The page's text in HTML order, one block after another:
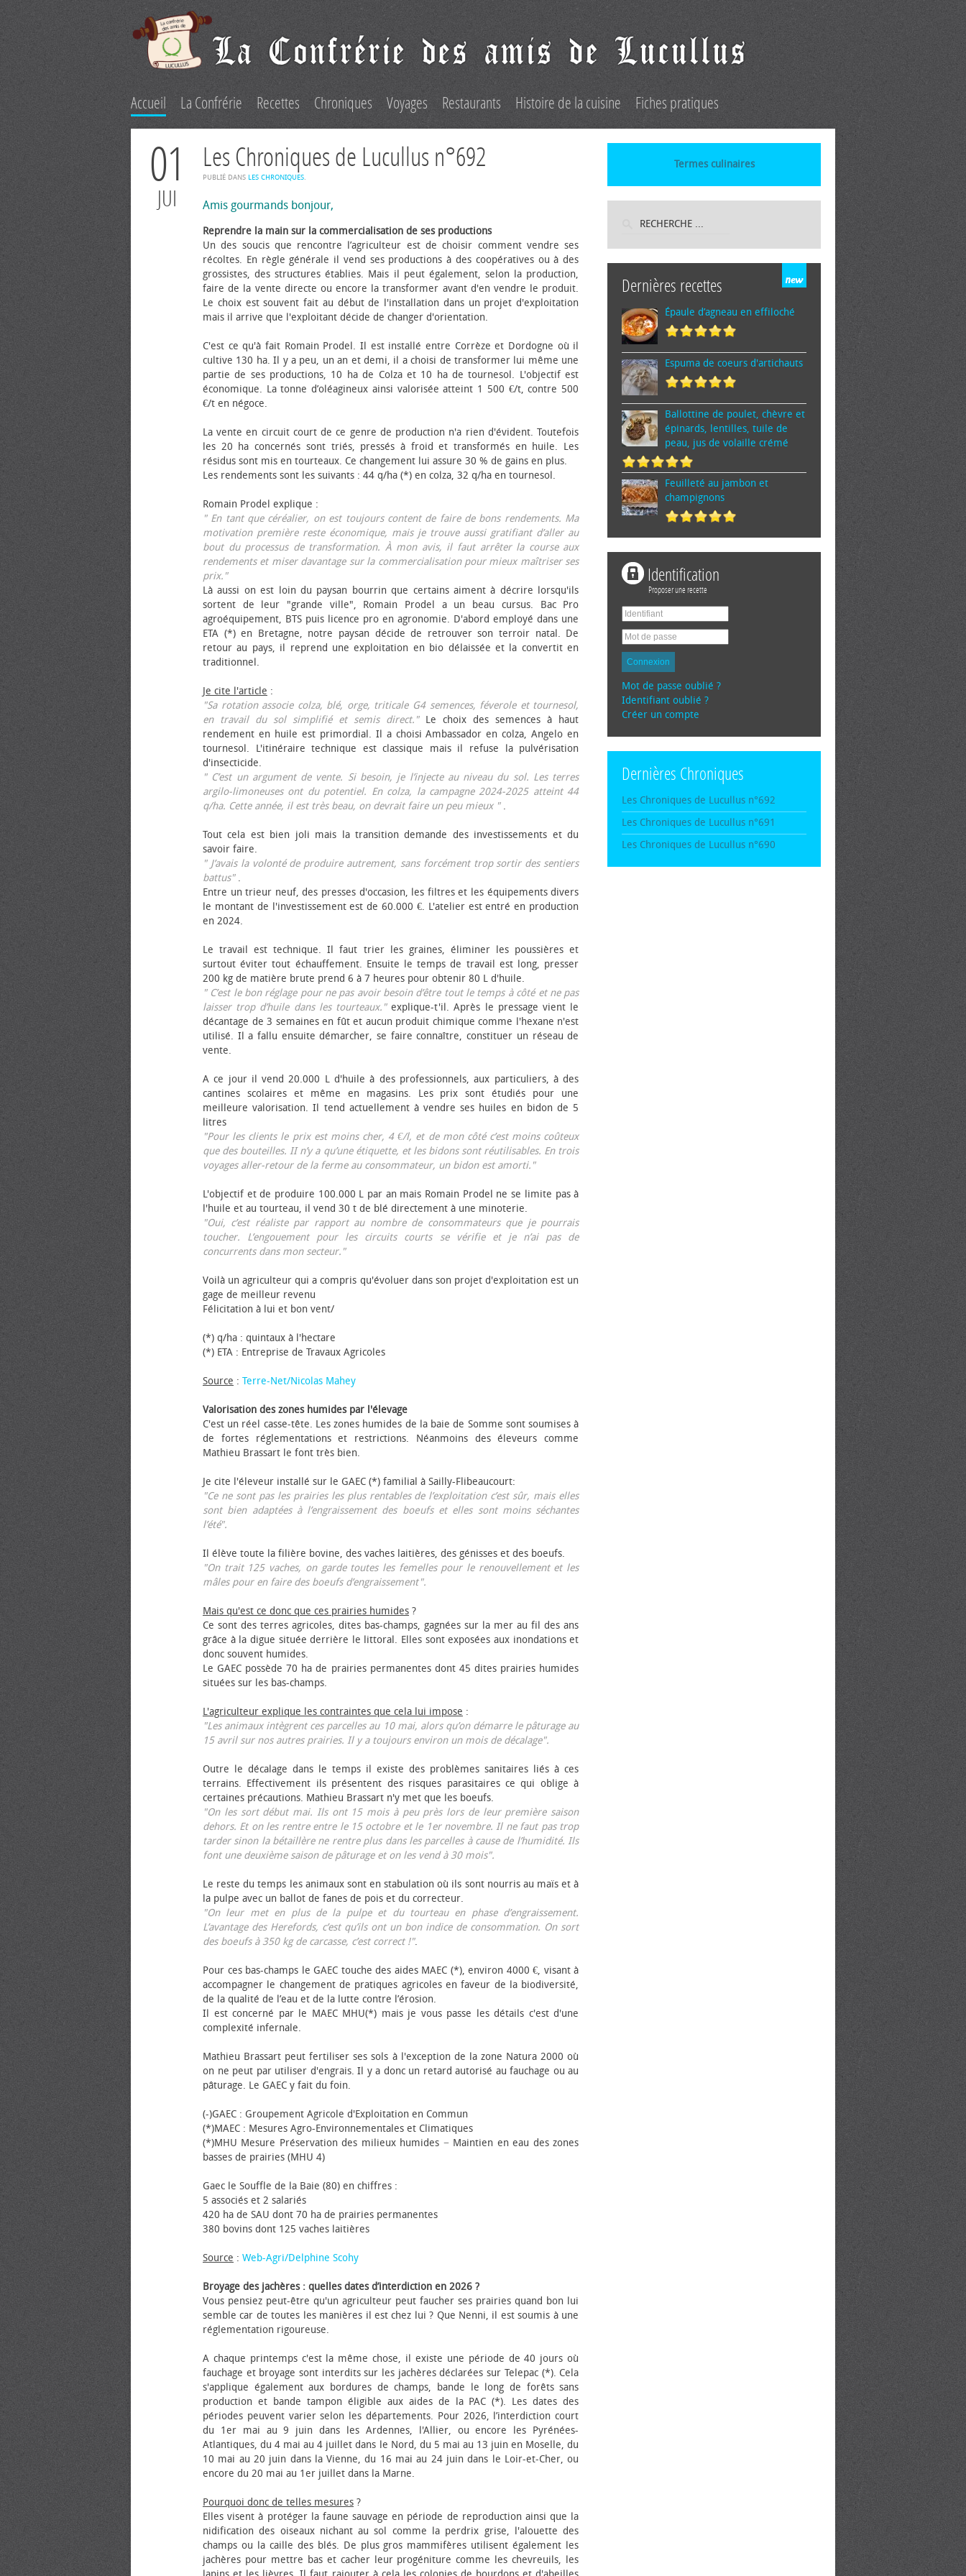
Accueil La Confrérie Recettes Chroniques Voyages Restaurants Histoire de la cuisine Fiches pratiques
01
JUI
Les Chroniques de Lucullus n°692
PUBLIÉ DANS LES CHRONIQUES.
Amis gourmands bonjour,
Reprendre la main sur la commercialisation de ses productions
Un des soucis que rencontre l’agriculteur est de choisir comment vendre ses
récoltes. En règle générale il vend ses productions à des coopératives ou à des
grossistes, des structures établies. Mais il peut également, selon la production,
faire de la vente directe ou encore la transformer avant d'en vendre le produit.
Le choix est souvent fait au début de l'installation dans un projet d'exploitation
mais il arrive que l'exploitant décide de changer d'orientation.
C'est ce qu'à fait Romain Prodel. Il est installé entre Corrèze et Dordogne où il
cultive 130 ha. Il y a peu, un an et demi, il a choisi de transformer lui même une
partie de ses productions, 10 ha de Colza et 10 ha de tournesol. L'objectif est
économique. La tonne d’oléagineux ainsi valorisée atteint 1 500 €/t, contre 500
€/t en négoce.
La vente en circuit court de ce genre de production n'a rien d'évident. Toutefois
les 20 ha concernés sont triés, pressés à froid et transformés en huile. Les
résidus sont mis en tourteaux. Ce changement lui assure 30 % de gains en plus.
Les rendements sont les suivants : 44 q/ha (*) en colza, 32 q/ha en tournesol.
Romain Prodel explique :
" En tant que céréalier, on est toujours content de faire de bons rendements. Ma
motivation première reste économique, mais je trouve aussi gratifiant d’aller au
bout du processus de transformation. À mon avis, il faut arrêter la course aux
rendements et miser davantage sur la commercialisation pour mieux maîtriser ses
prix."
Là aussi on est loin du paysan bourrin que certains aiment à décrire lorsqu'ils
sortent de leur "grande ville", Romain Prodel a un beau cursus. Bac Pro
agroéquipement, BTS puis licence pro en agronomie. D'abord employé dans une
ETA (*) en Bretagne, notre paysan décide de retrouver son terroir natal. De
retour au pays, il reprend une exploitation en bio délaissée et la convertit en
traditionnel.
Je cite l'article :
"Sa rotation associe colza, blé, orge, triticale G4 semences, féverole et tournesol,
en travail du sol simplifié et semis direct."Le choix des semences à haut
rendement en huile est primordial. Il a choisi Ambassador en colza, Angelo en
tournesol. L'itinéraire technique est classique mais il refuse la pulvérisation
d'insecticide.
" C’est un argument de vente. Si besoin, je l’injecte au niveau du sol. Les terres
argilo-limoneuses ont du potentiel. En colza, la campagne 2024-2025 atteint 44
q/ha. Cette année, il est très beau, on devrait faire un peu mieux ".
Tout cela est bien joli mais la transition demande des investissements et du
savoir faire.
" J’avais la volonté de produire autrement, sans forcément trop sortir des sentiers
battus".
Entre un trieur neuf, des presses d'occasion, les filtres et les équipements divers
le montant de l'investissement est de 60.000 €. L'atelier est entré en production
en 2024.
Le travail est technique. Il faut trier les graines, éliminer les poussières et
surtout éviter tout échauffement. Ensuite le temps de travail est long, presser
200 kg de matière brute prend 6 à 7 heures pour obtenir 80 L d'huile.
" C’est le bon réglage pour ne pas avoir besoin d’être tout le temps à côté et ne pas
laisser trop d’huile dans les tourteaux."explique-t'il. Après le pressage vient le
décantage de 3 semaines en fût et aucun produit chimique comme l'hexane n'est
utilisé. Il a fallu ensuite démarcher, se faire connaître, constituer un réseau de
vente.
A ce jour il vend 20.000 L d'huile à des professionnels, aux particuliers, à des
cantines scolaires et même en magasins. Les prix sont étudiés pour une
meilleure valorisation. Il tend actuellement à vendre ses huiles en bidon de 5
litres
"Pour les clients le prix est moins cher, 4 €/l, et de mon côté c’est moins coûteux
que des bouteilles. II n’y a qu’une étiquette, et les bidons sont réutilisables. En trois
voyages aller-retour de la ferme au consommateur, un bidon est amorti."
L'objectif et de produire 100.000 L par an mais Romain Prodel ne se limite pas à
l'huile et au tourteau, il vend 30 t de blé directement à une minoterie.
"Oui, c’est réaliste par rapport au nombre de consommateurs que je pourrais
toucher. L’engouement pour les circuits courts se vérifie et je n’ai pas de
concurrents dans mon secteur."
Voilà un agriculteur qui a compris qu'évoluer dans son projet d'exploitation est un
gage de meilleur revenu
Félicitation à lui et bon vent/
(*) q/ha : quintaux à l'hectare
(*) ETA : Entreprise de Travaux Agricoles
Source : Terre-Net/Nicolas Mahey
Valorisation des zones humides par l'élevage
C'est un réel casse-tête. Les zones humides de la baie de Somme sont soumises à
de fortes réglementations et restrictions. Néanmoins des éleveurs comme
Mathieu Brassart le font très bien.
Je cite l'éleveur installé sur le GAEC (*) familial à Sailly-Flibeaucourt:
"Ce ne sont pas les prairies les plus rentables de l’exploitation c’est sûr, mais elles
sont bien adaptées à l’engraissement des bœufs et elles sont moins séchantes
l’été".
Il élève toute la filière bovine, des vaches laitières, des génisses et des bœufs.
"On trait 125 vaches, on garde toutes les femelles pour le renouvellement et les
mâles pour en faire des bœufs d’engraissement".
Mais qu'est ce donc que ces prairies humides ?
Ce sont des terres agricoles, dites bas-champs, gagnées sur la mer au fil des ans
grâce à la digue située derrière le littoral. Elles sont exposées aux inondations et
donc souvent humides.
Le GAEC possède 70 ha de prairies permanentes dont 45 dites prairies humides
situées sur les bas-champs.
L'agriculteur explique les contraintes que cela lui impose :
"Les animaux intègrent ces parcelles au 10 mai, alors qu’on démarre le pâturage au
15 avril sur nos autres prairies. Il y a toujours environ un mois de décalage".
Outre le décalage dans le temps il existe des problèmes sanitaires liés à ces
terrains. Effectivement ils présentent des risques parasitaires ce qui oblige à
certaines précautions. Mathieu Brassart n'y met que les bœufs.
"On les sort début mai. Ils ont 15 mois à peu près lors de leur première saison
dehors. Et on les rentre entre le 15 octobre et le 1er novembre. Il ne faut pas trop
tarder sinon la bétaillère ne rentre plus dans les parcelles à cause de l’humidité. Ils
font une deuxième saison de pâturage et on les vend à 30 mois".
Le reste du temps les animaux sont en stabulation où ils sont nourris au maïs et à
la pulpe avec un ballot de fanes de pois et du correcteur.
"On leur met en plus de la pulpe et du tourteau en phase d’engraissement.
L’avantage des Herefords, c’est qu’ils ont un bon indice de consommation. On sort
des bœufs à 350 kg de carcasse, c’est correct !".
Pour ces bas-champs le GAEC touche des aides MAEC (*), environ 4000 €, visant à
accompagner le changement de pratiques agricoles en faveur de la biodiversité,
de la qualité de l’eau et de la lutte contre l’érosion.
Il est concerné par le MAEC MHU(*) mais je vous passe les détails c'est d'une
complexité infernale.
Mathieu Brassart peut fertiliser ses sols à l'exception de la zone Natura 2000 où
on ne peut par utiliser d'engrais. Il y a donc un retard autorisé au fauchage ou au
pâturage. Le GAEC y fait du foin.
(-)GAEC : Groupement Agricole d'Exploitation en Commun
(*)MAEC : Mesures Agro-Environnementales et Climatiques
(*)MHU Mesure Préservation des milieux humides − Maintien en eau des zones
basses de prairies (MHU 4)
Gaec le Souffle de la Baie (80) en chiffres :
5 associés et 2 salariés
420 ha de SAU dont 70 ha de prairies permanentes
380 bovins dont 125 vaches laitières
Source : Web-Agri/Delphine Scohy
Broyage des jachères : quelles dates d’interdiction en 2026 ?
Vous pensiez peut-être qu'un agriculteur peut faucher ses prairies quand bon lui
semble car de toutes les manières il est chez lui ? Que Nenni, il est soumis à une
réglementation rigoureuse.
A chaque printemps c'est la même chose, il existe une période de 40 jours où
fauchage et broyage sont interdits sur les jachères déclarées sur Telepac (*). Cela
s'applique également aux bordures de champs, bande le long de forêts sans
production et bande tampon éligible aux aides de la PAC (*). Les dates des
périodes peuvent varier selon les départements. Pour 2026, l’interdiction court
du 1er mai au 9 juin dans les Ardennes, l'Allier, ou encore les Pyrénées-
Atlantiques, du 4 mai au 4 juillet dans le Nord, du 5 mai au 13 juin en Moselle, du
10 mai au 20 juin dans la Vienne, du 16 mai au 24 juin dans le Loir-et-Cher, ou
encore du 20 mai au 1er juillet dans la Marne.
Pourquoi donc de telles mesures ?
Elles visent à protéger la faune sauvage en période de reproduction ainsi que la
nidification des oiseaux nichant au sol comme la perdrix grise, l'alouette des
champs ou la caille des blés. De plus gros mammifères utilisent également les
jachères pour mettre bas et cacher leur progéniture comme les chevreuils, les
Termes culinaires
Dernières recettes
Épaule d’agneau en effiloché
Espuma de cœurs d'artichauts
Ballottine de poulet, chèvre et
épinards, lentilles, tuile de
peau, jus de volaille crémé
Feuilleté au jambon et
champignons
Identification
Proposer une recette
Connexion
Mot de passe oublié ?
Identifiant oublié ?
Créer un compte
Dernières Chroniques
Les Chroniques de Lucullus n°692
Les Chroniques de Lucullus n°691
Les Chroniques de Lucullus n°690